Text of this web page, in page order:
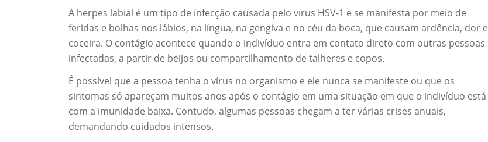
A herpes labial é um tipo de infecção causada pelo vírus HSV-1 e se manifesta por meio de
feridas e bolhas nos lábios, na língua, na gengiva e no céu da boca, que causam ardência, dor e
coceira. O contágio acontece quando o indivíduo entra em contato direto com outras pessoas
infectadas, a partir de beijos ou compartilhamento de talheres e copos.
É possível que a pessoa tenha o vírus no organismo e ele nunca se manifeste ou que os
sintomas só apareçam muitos anos após o contágio em uma situação em que o indivíduo está
com a imunidade baixa. Contudo, algumas pessoas chegam a ter várias crises anuais,
demandando cuidados intensos.